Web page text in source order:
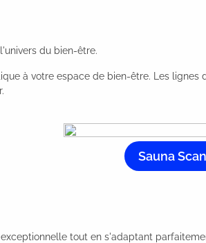
du bien-être.
à votre espace de bien-être. Les
Sauna
tout en s'adaptant